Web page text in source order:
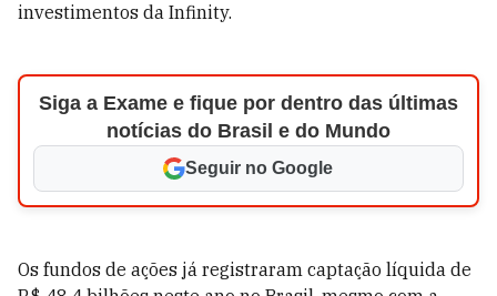
investimentos da Infinity.
Siga a Exame e fique por dentro das últimas
notícias do Brasil e do Mundo
Seguir no Google
Os fundos de ações já registraram captação líquida de